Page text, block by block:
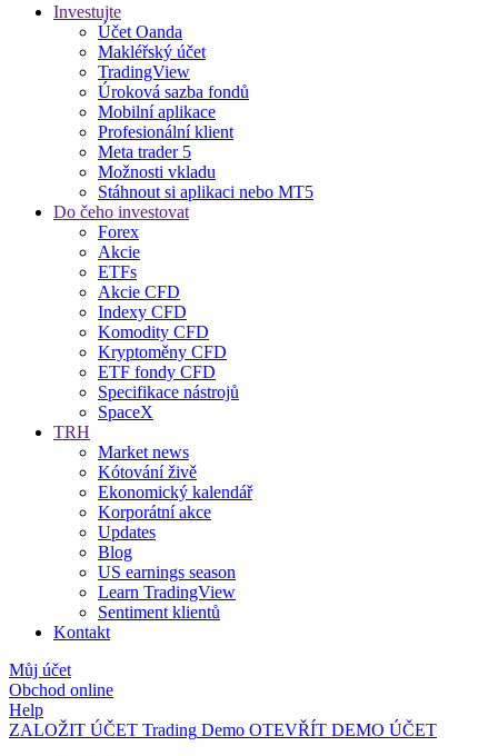
Investujte
Účet Oanda
Makléřský účet
TradingView
Úroková sazba fondů
Mobilní aplikace
Profesionální klient
Meta trader 5
Možnosti vkladu
Stáhnout si aplikaci nebo MT5
Do čeho investovat
Forex
Akcie
ETFs
Akcie CFD
Indexy CFD
Komodity CFD
Kryptoměny CFD
ETF fondy CFD
Specifikace nástrojů
SpaceX
TRH
Market news
Kótování živě
Ekonomický kalendář
Korporátní akce
Updates
Blog
US earnings season
Learn TradingView
Sentiment klientů
Kontakt
Můj účet
Obchod online
Help
ZALOŽIT ÚČET Trading Demo OTEVŘÍT DEMO ÚČET